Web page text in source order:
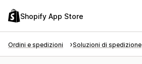
Shopify App Store
Ordini e spedizioni Soluzioni di spedizione